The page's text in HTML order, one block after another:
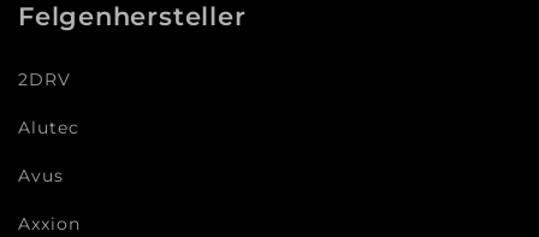
Felgenhersteller
2DRV
Alutec
Avus
Axxion